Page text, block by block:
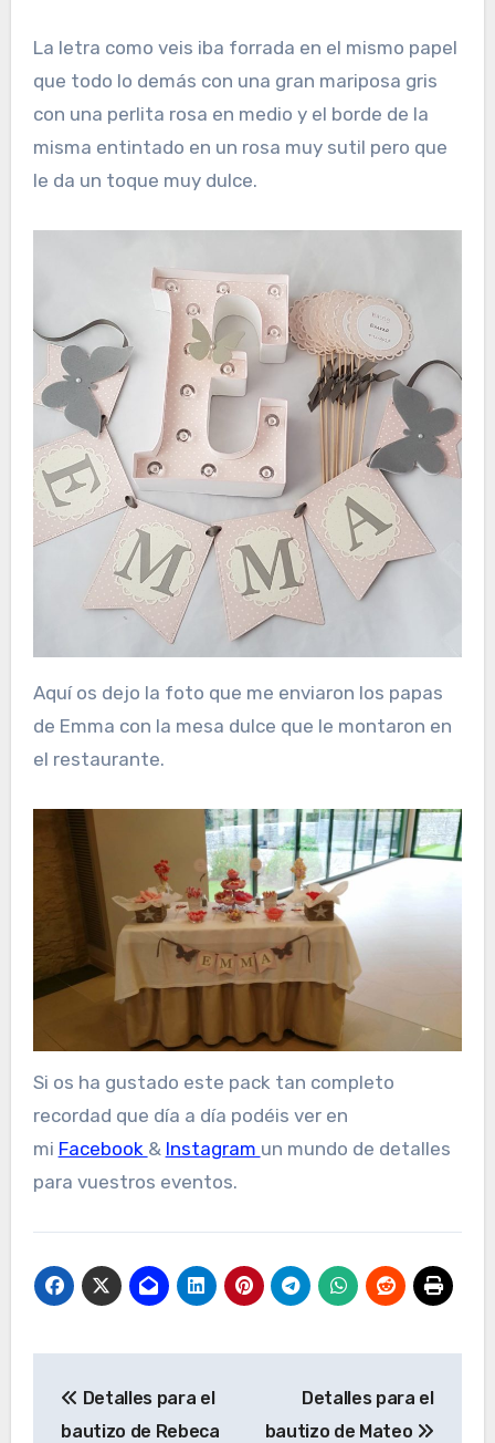
La letra como veis iba forrada en el mismo papel
que todo lo demás con una gran mariposa gris
con una perlita rosa en medio y el borde de la
misma entintado en un rosa muy sutil pero que
le da un toque muy dulce.
Aquí os dejo la foto que me enviaron los papas
de Emma con la mesa dulce que le montaron en
el restaurante.
Si os ha gustado este pack tan completo
recordad que día a día podéis ver en
mi Facebook & Instagram un mundo de detalles
para vuestros eventos.
de
Detalles para el
bautizo de Rebeca
Detalles para el
bautizo de Mateo